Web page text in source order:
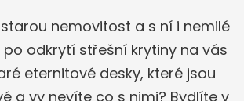
nemovitost a s ní i nemilé
odkrytí střešní krytiny na vás
eternitové desky, které jsou
a vy nevíte co s nimi? Bydlíte v